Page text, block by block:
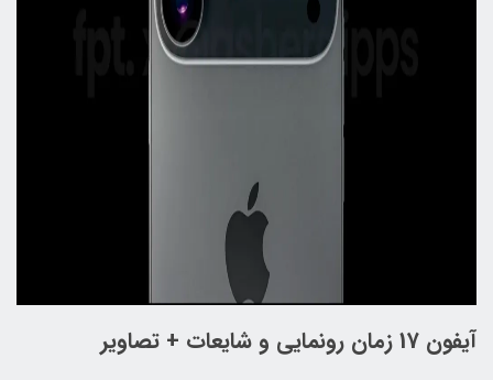
آیفون 17 زمان رونمایی و شایعات + تصاویر